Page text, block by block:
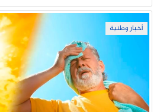
أخبار وطنية